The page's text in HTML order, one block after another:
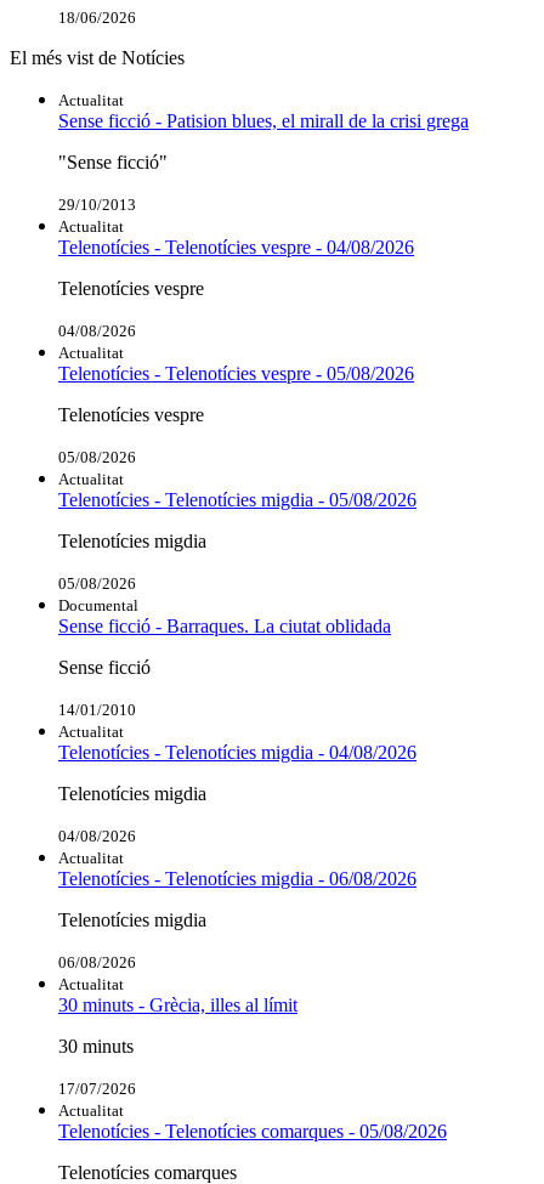
18/06/2026
El més vist de Notícies
Actualitat
Sense ficció - Patision blues, el mirall de la crisi grega
"Sense ficció"
29/10/2013
Actualitat
Telenotícies - Telenotícies vespre - 04/08/2026
Telenotícies vespre
04/08/2026
Actualitat
Telenotícies - Telenotícies vespre - 05/08/2026
Telenotícies vespre
05/08/2026
Actualitat
Telenotícies - Telenotícies migdia - 05/08/2026
Telenotícies migdia
05/08/2026
Documental
Sense ficció - Barraques. La ciutat oblidada
Sense ficció
14/01/2010
Actualitat
Telenotícies - Telenotícies migdia - 04/08/2026
Telenotícies migdia
04/08/2026
Actualitat
Telenotícies - Telenotícies migdia - 06/08/2026
Telenotícies migdia
06/08/2026
Actualitat
30 minuts - Grècia, illes al límit
30 minuts
17/07/2026
Actualitat
Telenotícies - Telenotícies comarques - 05/08/2026
Telenotícies comarques